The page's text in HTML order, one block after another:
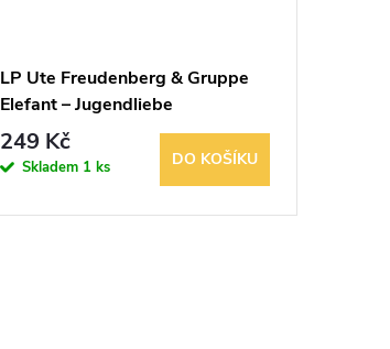
LP Ute Freudenberg & Gruppe
Elefant – Jugendliebe
249 Kč
Skladem 1 ks DO KOŠÍKU